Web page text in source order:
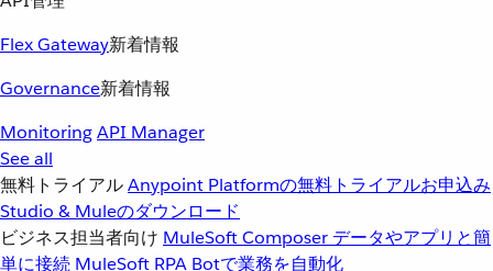
Flex Gateway新着情報
Governance新着情報
MonitoringAPI Manager
See all
無料トライアルAnypoint Platformの無料トライアルお申込み
Studio & Muleのダウンロード
ビジネス担当者向け MuleSoft Composer データやアプリと簡
単に接続 MuleSoft RPA Botで業務を自動化